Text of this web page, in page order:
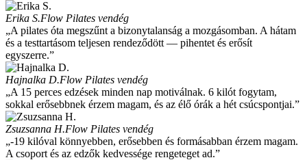
Erika S.Flow Pilates vendég
„A pilates óta megszűnt a bizonytalanság a mozgásomban. A hátam
és a testtartásom teljesen rendeződött — pihentet és erősít
egyszerre.”
Hajnalka D.Flow Pilates vendég
„A 15 perces edzések minden nap motiválnak. 6 kilót fogytam,
sokkal erősebbnek érzem magam, és az élő órák a hét csúcspontjai.”
Zsuzsanna H.Flow Pilates vendég
„-19 kilóval könnyebben, erősebben és formásabban érzem magam.
A csoport és az edzők kedvessége rengeteget ad.”